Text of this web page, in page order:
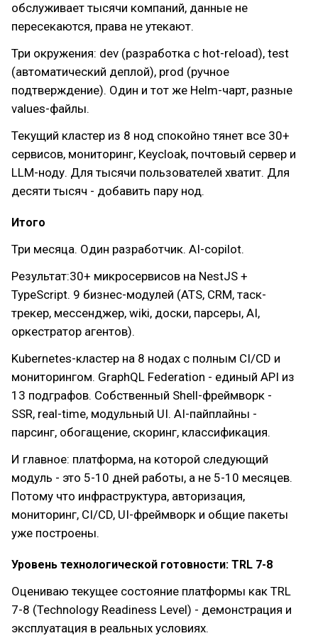
обслуживает тысячи компаний, данные не
пересекаются, права не утекают.
Три окружения: dev (разработка с hot-reload), test
(автоматический деплой), prod (ручное
подтверждение). Один и тот же Helm-чарт, разные
values-файлы.
Текущий кластер из 8 нод спокойно тянет все 30+
сервисов, мониторинг, Keycloak, почтовый сервер и
LLM-ноду. Для тысячи пользователей хватит. Для
десяти тысяч - добавить пару нод.
Итого
Три месяца. Один разработчик. AI-copilot.
Результат:30+ микросервисов на NestJS +
TypeScript. 9 бизнес-модулей (ATS, CRM, таск-
трекер, мессенджер, wiki, доски, парсеры, AI,
оркестратор агентов).
Kubernetes-кластер на 8 нодах с полным CI/CD и
мониторингом. GraphQL Federation - единый API из
13 подграфов. Собственный Shell-фреймворк -
SSR, real-time, модульный UI. AI-пайплайны -
парсинг, обогащение, скоринг, классификация.
И главное: платформа, на которой следующий
модуль - это 5-10 дней работы, а не 5-10 месяцев.
Потому что инфраструктура, авторизация,
мониторинг, CI/CD, UI-фреймворк и общие пакеты
уже построены.
Уровень технологической готовности: TRL 7-8
Оцениваю текущее состояние платформы как TRL
7-8 (Technology Readiness Level) - демонстрация и
эксплуатация в реальных условиях.